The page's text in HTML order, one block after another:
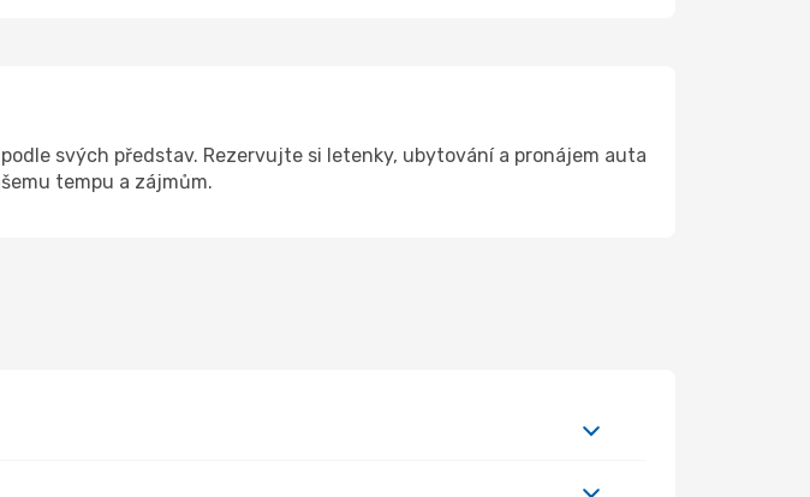
svých představ. Rezervujte si letenky, ubytování a pronájem auta
tempu a zájmům.